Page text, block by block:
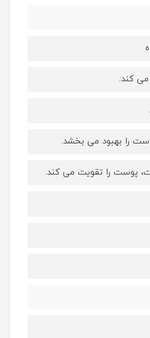
می کند.
را بهبود می بخشد.
پوست را تقویت می کند.